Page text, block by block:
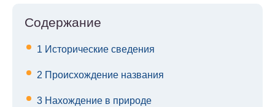
Содержание
1 Исторические сведения
2 Происхождение названия
3 Нахождение в природе